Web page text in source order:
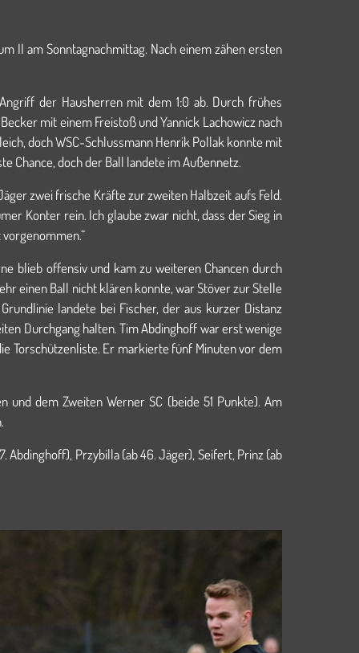
II am Sonntagnachmittag. Nach einem zähen ersten
der Hausherren mit dem 1:0 ab. Durch frühes
mit einem Freistoß und Yannick Lachowicz nach
doch WSC-Schlussmann Henrik Pollak konnte mit
Chance, doch der Ball landete im Außennetz.
zwei frische Kräfte zur zweiten Halbzeit aufs Feld.
Konter rein. Ich glaube zwar nicht, dass der Sieg in
vorgenommen.“
blieb offensiv und kam zu weiteren Chancen durch
einen Ball nicht klären konnte, war Stöver zur Stelle
landete bei Fischer, der aus kurzer Distanz
Durchgang halten. Tim Abdinghoff war erst wenige
Torschützenliste. Er markierte fünf Minuten vor dem
dem Zweiten Werner SC (beide 51 Punkte). Am
Abdinghoff), Przybilla (ab 46. Jäger), Seifert, Prinz (ab